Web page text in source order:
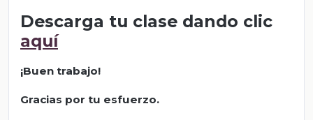
Descarga tu clase dando clic
aquí
¡Buen trabajo!
Gracias por tu esfuerzo.